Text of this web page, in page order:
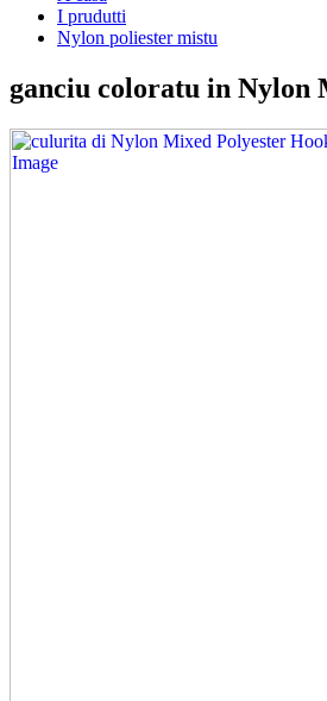
I prudutti
Nylon poliester mistu
ganciu coloratu in Nylon